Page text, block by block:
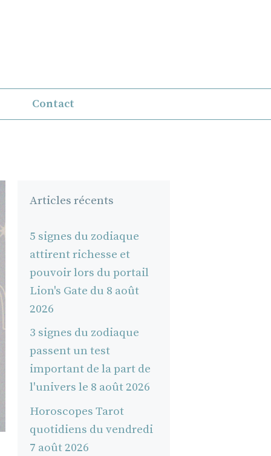
Contact
Articles récents
5 signes du zodiaque
attirent richesse et
pouvoir lors du portail
Lion's Gate du 8 août
2026
3 signes du zodiaque
passent un test
important de la part de
l'univers le 8 août 2026
Horoscopes Tarot
quotidiens du vendredi
7 août 2026